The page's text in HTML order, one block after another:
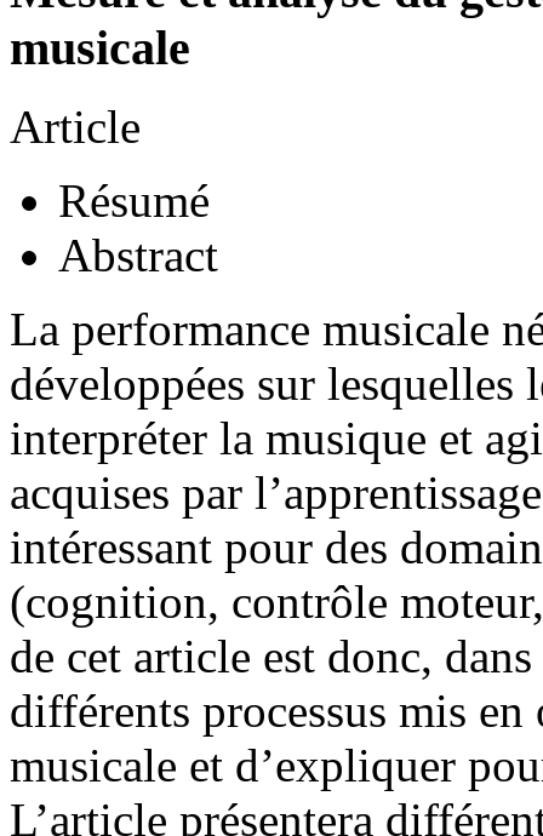
musicale
Article
Résumé
Abstract
La performance musicale
développées sur lesquelles
interpréter la musique et
acquises par
intéressant pour des
(cognition, contrôle
de cet article est donc,
différents processus mis
musicale et d’expliquer
L’article présentera